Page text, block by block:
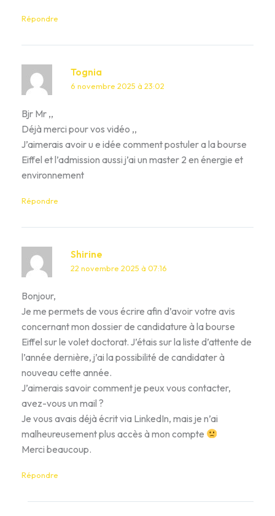
Répondre
Tognia
6 novembre 2025 à 23:02
Bjr Mr ,,
Déjà merci pour vos vidéo ,,
J’aimerais avoir u e idée comment postuler a la bourse
Eiffel et l’admission aussi j’ai un master 2 en énergie et
environnement
Répondre
Shirine
22 novembre 2025 à 07:16
Bonjour,
Je me permets de vous écrire afin d’avoir votre avis
concernant mon dossier de candidature à la bourse
Eiffel sur le volet doctorat. J’étais sur la liste d’attente de
l’année dernière, j’ai la possibilité de candidater à
nouveau cette année.
J’aimerais savoir comment je peux vous contacter,
avez-vous un mail ?
Je vous avais déjà écrit via LinkedIn, mais je n’ai
malheureusement plus accès à mon compte
Merci beaucoup.
Répondre